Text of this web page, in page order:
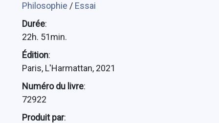
Philosophie / Essai
Durée:
22h. 51min.
Édition:
Paris, L'Harmattan, 2021
Numéro du livre:
72922
Produit par: